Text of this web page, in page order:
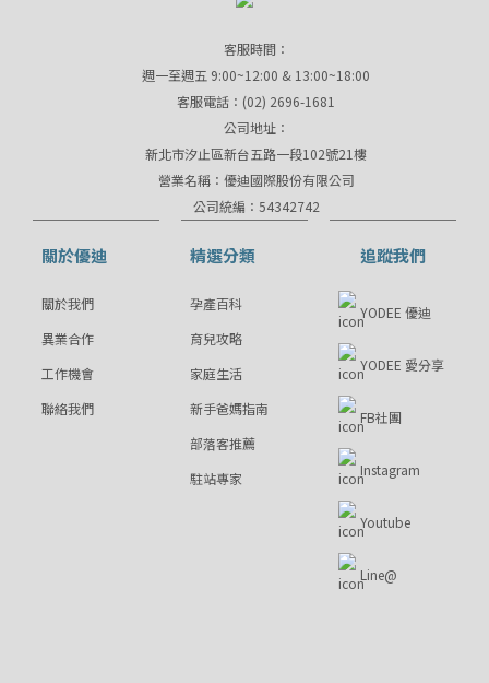
客服時間：
週一至週五 9:00~12:00 & 13:00~18:00
客服電話：(02) 2696-1681
公司地址：
新北市汐止區新台五路一段102號21樓
營業名稱：優迪國際股份有限公司
公司統編：54342742
關於優迪
關於我們
異業合作
工作機會
聯絡我們
精選分類
孕產百科
育兒攻略
家庭生活
新手爸媽指南
部落客推薦
駐站專家
追蹤我們
YODEE 優迪
YODEE 愛分享
FB社團
Instagram
Youtube
Line@